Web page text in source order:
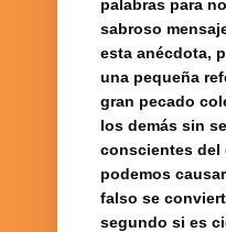
palabras para
sabroso
esta anécdota,
una pequeña
gran pecado
los demás sin
conscientes del
podemos
falso se
segundo si es